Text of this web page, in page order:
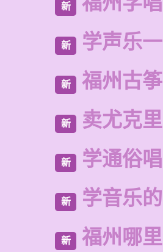
新
新 学声乐
新 福州古
新 卖尤克
新 学通俗
新 学音乐
新 福州哪